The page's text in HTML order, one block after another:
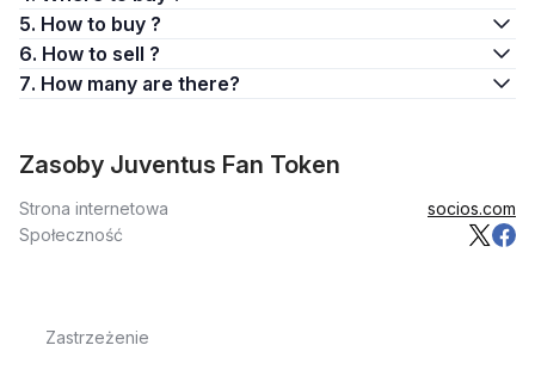
5. How to buy ?
6. How to sell ?
7. How many are there?
Zasoby Juventus Fan Token
Strona internetowa
socios.com
Społeczność
Zastrzeżenie